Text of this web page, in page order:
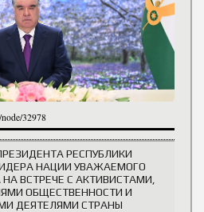
32978
РЕСПУБЛИКИ
НАЦИИ УВАЖАЕМОГО
ВСТРЕЧЕ С АКТИВИСТАМИ,
ОБЩЕСТВЕННОСТИ И
ДЕЯТЕЛЯМИ СТРАНЫ